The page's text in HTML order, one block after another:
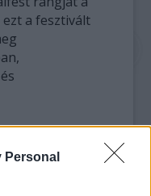
Personal
a fesztivált
népesítették
több mint
hosszú